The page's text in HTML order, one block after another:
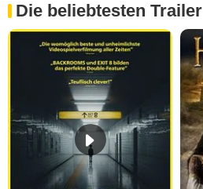
Die beliebtesten Trailer